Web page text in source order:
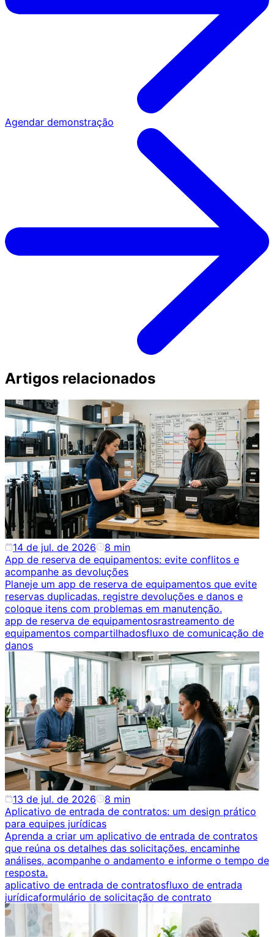
Agendar demonstração
Artigos relacionados
14 de jul. de 2026 8 min
App de reserva de equipamentos: evite conflitos e
acompanhe as devoluções
Planeje um app de reserva de equipamentos que evite
reservas duplicadas, registre devoluções e danos e
coloque itens com problemas em manutenção.
app de reserva de equipamentosrastreamento de
equipamentos compartilhadosfluxo de comunicação de
danos
13 de jul. de 2026 8 min
Aplicativo de entrada de contratos: um design prático
para equipes jurídicas
Aprenda a criar um aplicativo de entrada de contratos
que reúna os detalhes das solicitações, encaminhe
análises, acompanhe o andamento e informe o tempo de
resposta.
aplicativo de entrada de contratosfluxo de entrada
jurídicaformulário de solicitação de contrato